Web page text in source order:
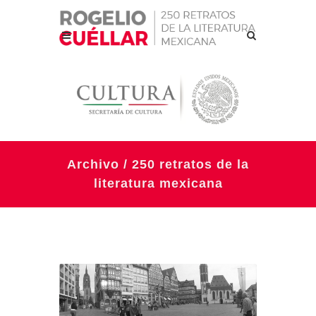
Archivo / 250 retratos de la
literatura mexicana